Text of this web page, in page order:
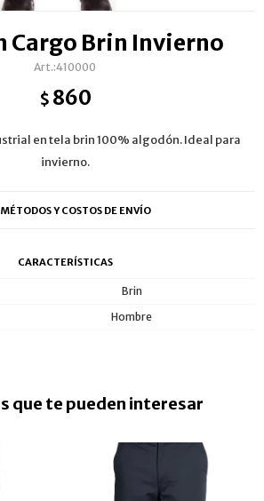
Cargo Brin Invierno
410000
$ 860
en tela brin 100% algodón. Ideal para
invierno.
MÉTODOS Y COSTOS DE ENVÍO
CARACTERÍSTICAS
Brin
Hombre
que te pueden interesar